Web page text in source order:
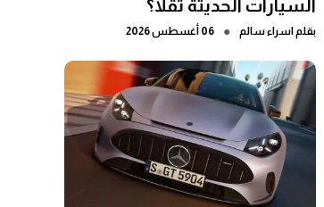
السيارات الحديثة ثقلاً؟
بقلم اسراء سالم ● 06 أغسطس 2026